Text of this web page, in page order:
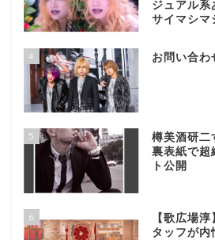
ジュアル系
サイマシマ
4 お問い合わ
5
樽美酒研二
裏表紙で超
ト公開
6
【歌広場
タッフが内